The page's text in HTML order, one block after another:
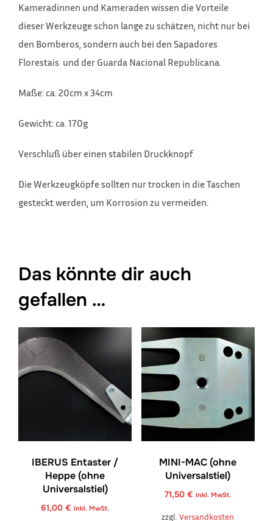
Kameradinnen und Kameraden wissen die Vorteile
dieser Werkzeuge schon lange zu schätzen, nicht nur bei
den Bomberos, sondern auch bei den Sapadores
Florestais und der Guarda Nacional Republicana.
Maße: ca. 20cm x 34cm
Gewicht: ca. 170g
Verschluß über einen stabilen Druckknopf
Die Werkzeugköpfe sollten nur trocken in die Taschen
gesteckt werden, um Korrosion zu vermeiden.
Das könnte dir auch
gefallen …
IBERUS Entaster /
Heppe (ohne
Universalstiel)
61,00€ inkl. MwSt.
MINI-MAC (ohne
Universalstiel)
71,50€ inkl. MwSt.
zzgl.Versandkosten